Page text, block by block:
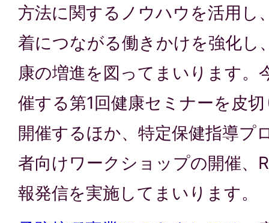
方法に関するノウハウを活用し
着につながる働きかけを強化し
康の増進を図ってまいります。
催する第1回健康セミナーを皮
開催するほか、特定保健指導プ
者向けワークショップの開催、
報発信を実施してまいります。